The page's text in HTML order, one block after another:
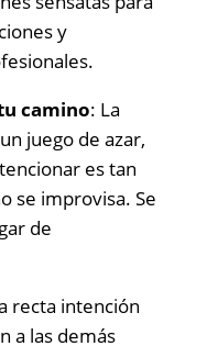
y
camino: La
juego de azar,
es tan
se improvisa. Se
de
recta intención
a las demás